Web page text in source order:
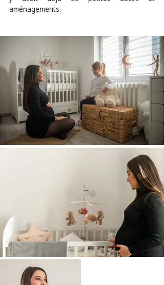
aménagements.